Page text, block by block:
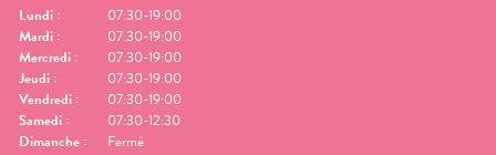
Lundi :
07:30-19:00
Mardi :
07:30-19:00
Mercredi :
07:30-19:00
Jeudi :
07:30-19:00
Vendredi :
07:30-19:00
Samedi :
07:30-12:30
Dimanche : Fermé